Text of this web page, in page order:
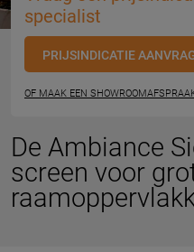
specialist
PRIJSINDICATIE
OF MAAK EEN
De Ambiance
screen voor